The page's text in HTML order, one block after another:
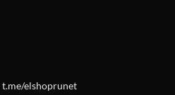
t.me/elshoprunet